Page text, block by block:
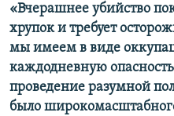
«Вчерашнее убийство
хрупок и требует
мы имеем в виде
каждодневную
проведение разумной
было